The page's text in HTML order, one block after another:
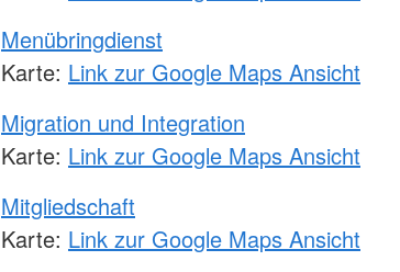
Menübringdienst
Karte: Link zur Google Maps Ansicht
Migration und Integration
Karte: Link zur Google Maps Ansicht
Mitgliedschaft
Karte: Link zur Google Maps Ansicht